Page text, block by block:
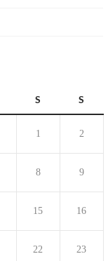
S S
1 2
8 9
15 16
22 23